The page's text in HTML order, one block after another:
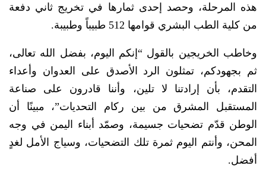
هذه المرحلة، وحصد إحدى ثمارها في تخريج ثاني دفعة
من كلية الطب البشري قوامها 512 طبيباً وطبيبة.
وخاطب الخريجين بالقول “إنكم اليوم، بفضل الله تعالى،
ثم بجهودكم، تمثلون الرد الأصدق على العدوان وأعداء
التقدم، بأن إرادتنا لا تلين، وأننا قادرون على صناعة
المستقبل المشرق من بين ركام التحديات”، مبينًا أن
الوطن قدّم تضحيات جسيمة، وصمّد أبناء اليمن في وجه
المحن، وأنتم اليوم ثمرة تلك التضحيات، وسياج الأمل لغدٍ
أفضل.